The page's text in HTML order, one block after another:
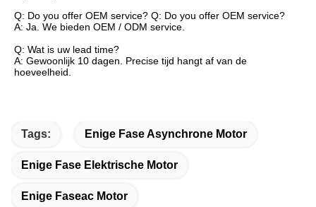
Q: Do you offer OEM service? Q: Do you offer OEM service?
A: Ja. We bieden OEM / ODM service.
Q: Wat is uw lead time?
A: Gewoonlijk 10 dagen. Precise tijd hangt af van de
hoeveelheid.
Tags: Enige Fase Asynchrone Motor
Enige Fase Elektrische Motor
Enige Faseac Motor